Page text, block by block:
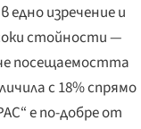
изречение и
стойности —
посещаемостта
с 18% спрямо
е по-добре от